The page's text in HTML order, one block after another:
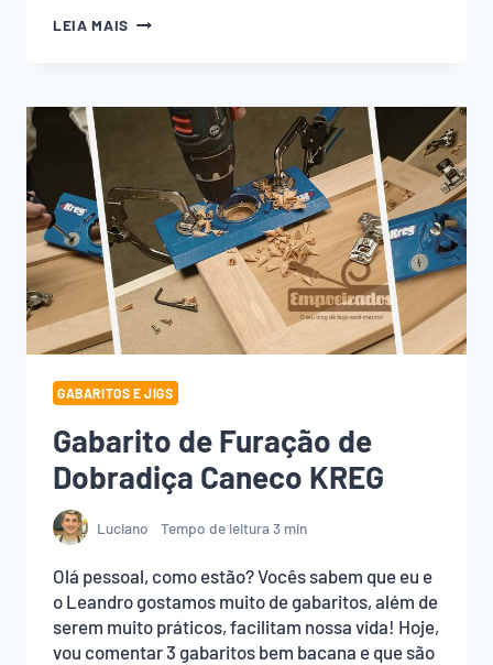
LEIA MAIS GABARITO
COM
CORREDIÇA
GABARITOS E JIGS
Gabarito de Furação de
Dobradiça Caneco KREG
Luciano Tempo de leitura3 min
Olá pessoal, como estão? Vocês sabem que eu e
o Leandro gostamos muito de gabaritos, além de
serem muito práticos, facilitam nossa vida! Hoje,
vou comentar 3 gabaritos bem bacana e que são